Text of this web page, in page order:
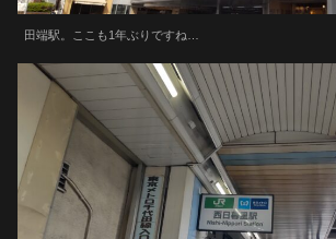
田端駅。ここも1年ぶりですね…